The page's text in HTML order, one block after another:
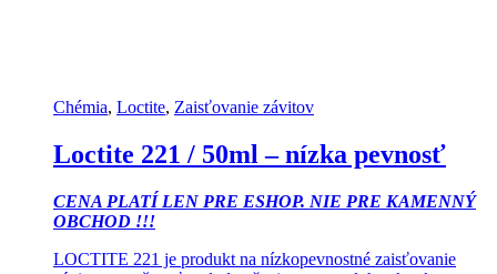
Chémia, Loctite, Zaisťovanie závitov
Loctite 221 / 50ml – nízka pevnosť
CENA PLATÍ LEN PRE ESHOP. NIE PRE KAMENNÝ
OBCHOD !!!
LOCTITE 221 je produkt na nízkopevnostné zaisťovanie